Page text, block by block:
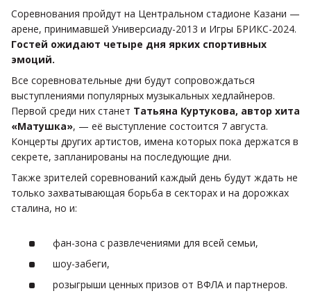
Соревнования пройдут на Центральном стадионе Казани —
арене, принимавшей Универсиаду-2013 и Игры БРИКС-2024.
Гостей ожидают четыре дня ярких спортивных
эмоций.
Все соревновательные дни будут сопровождаться
выступлениями популярных музыкальных хедлайнеров.
Первой среди них станет Татьяна Куртукова, автор хита
«Матушка», — её выступление состоится 7 августа.
Концерты других артистов, имена которых пока держатся в
секрете, запланированы на последующие дни.
Также зрителей соревнований каждый день будут ждать не
только захватывающая борьба в секторах и на дорожках
сталина, но и:
фан-зона с развлечениями для всей семьи,
шоу-забеги,
розыгрыши ценных призов от ВФЛА и партнеров.